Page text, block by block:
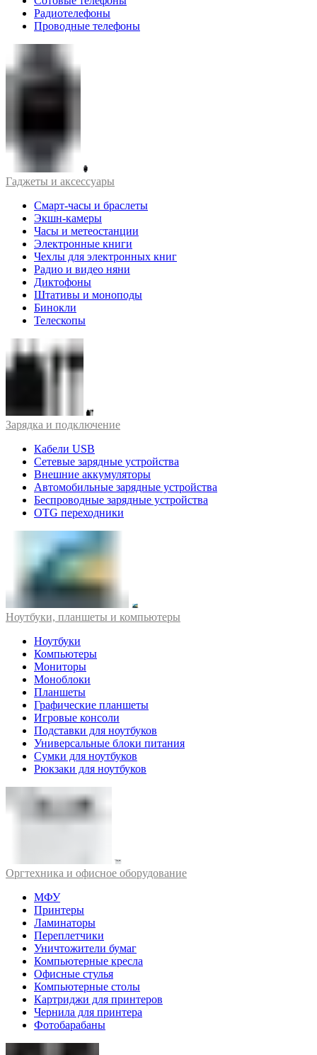
Радиотелефоны
Проводные телефоны
Гаджеты и аксессуары
Смарт-часы и браслеты
Экшн-камеры
Часы и метеостанции
Электронные книги
Чехлы для электронных книг
Радио и видео няни
Диктофоны
Штативы и моноподы
Бинокли
Телескопы
Зарядка и подключение
Кабели USB
Сетевые зарядные устройства
Внешние аккумуляторы
Автомобильные зарядные устройства
Беспроводные зарядные устройства
OTG переходники
Ноутбуки, планшеты и компьютеры
Ноутбуки
Компьютеры
Мониторы
Моноблоки
Планшеты
Графические планшеты
Игровые консоли
Подставки для ноутбуков
Универсальные блоки питания
Сумки для ноутбуков
Рюкзаки для ноутбуков
Оргтехника и офисное оборудование
МФУ
Принтеры
Ламинаторы
Переплетчики
Уничтожители бумаг
Компьютерные кресла
Офисные стулья
Компьютерные столы
Картриджи для принтеров
Чернила для принтера
Фотобарабаны